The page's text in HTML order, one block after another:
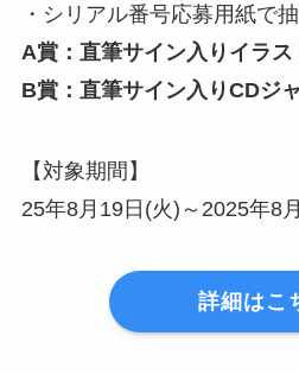
・シリアル番号応募用紙で
A賞：直筆サイン入りイラ
B賞：直筆サイン入りCDジ
【対象期間】
25年8月19日(火)～2025年8
詳細はこ